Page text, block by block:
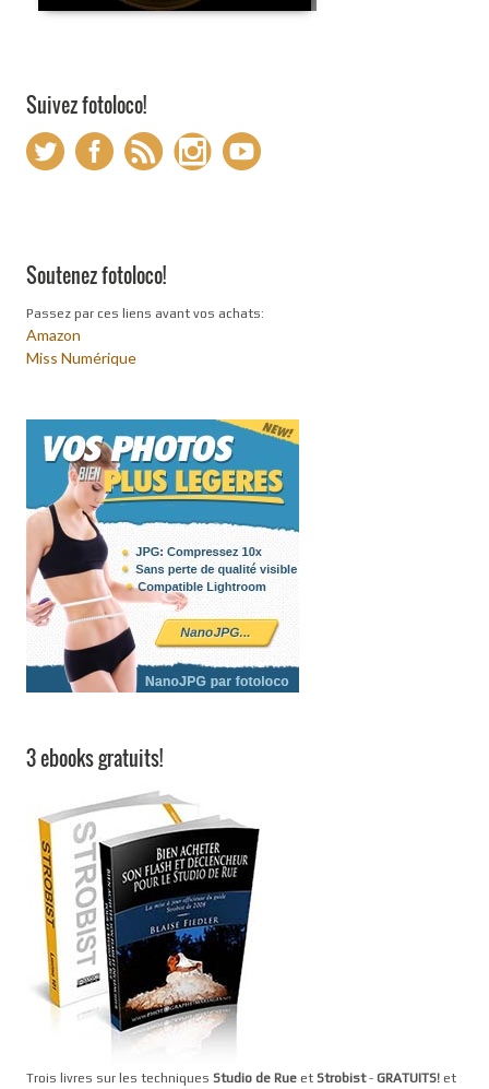
Suivez fotoloco!
Soutenez fotoloco!
Passez par ces liens avant vos achats:
Amazon
Miss Numérique
3 ebooks gratuits!
Trois livres sur les techniques Studio de Rue et Strobist- GRATUITS! et